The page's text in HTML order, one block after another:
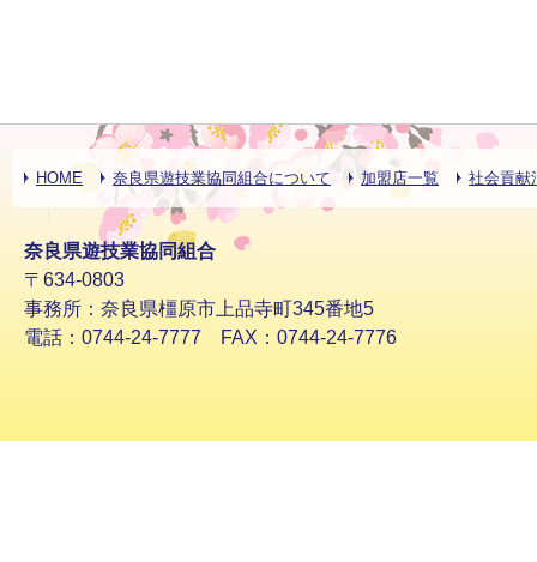
HOME 奈良県遊技業協同組合について 加盟店一覧 社会貢献
奈良県遊技業協同組合
〒634-0803
事務所：奈良県橿原市上品寺町345番地5
電話：0744-24-7777 FAX：0744-24-7776